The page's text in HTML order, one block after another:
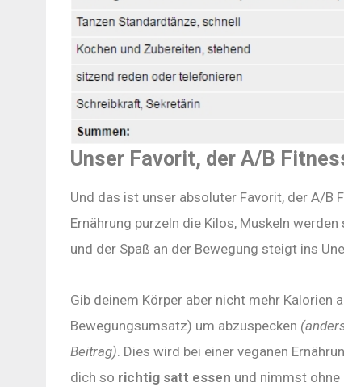
Unser Favorit, der A/B
Und das ist unser absoluter Favorit, der A/B
Ernährung purzeln die Kilos, Muskeln
und der Spaß an der Bewegung steigt ins
Gib deinem Körper aber nicht mehr
Bewegungsumsatz) um abzuspecken
Beitrag). Dies wird bei einer veganen
dich so richtig satt essen und nimmst